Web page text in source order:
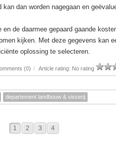
dan worden nagegaan en
de daarmee gepaard gaande
kijken. Met deze gegevens kan
oplossing te selecteren.
(0) / Article rating: No rating
departement landbouw & visserij
1 2 3 4